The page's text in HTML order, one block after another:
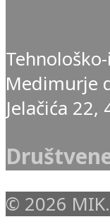
Medimurje
Jelačića 22,
© 2026